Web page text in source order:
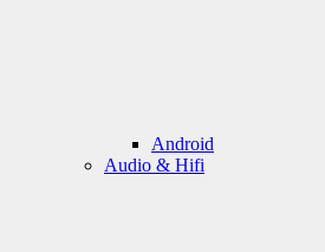
Android
Audio & Hifi